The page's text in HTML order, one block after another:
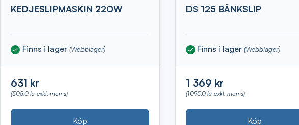
KEDJESLIPMASKIN 220W
Finns i lager (Webblager)
631 kr
(505.0 kr exkl. moms)
Köp
DS 125 BÄNKSLIP
Finns i lager(Webblager)
1 369 kr
(1095.0 kr exkl. moms)
Köp